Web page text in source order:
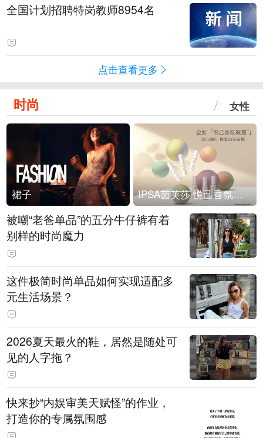
全国计划招聘特岗教师8954名
点击查看更多
时尚 女性
裙子 IPSA茵芙莎 悦己香氛凝露上市
被嘲“老爸单品”的五分牛仔裤有着
别样的时尚魔力
这件极简时尚单品如何实现适配多
元生活场景？
2026夏天最火的鞋，居然是随处可
见的人字拖？
快来抄“内娱审美天赋怪”的作业，
打造你的专属氛围感